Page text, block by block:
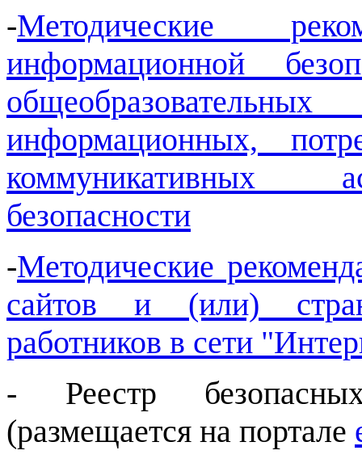
-Методические
информационной
информационных,
коммуникативных
безопасности
-Методические
сайтов и (или)
работников в сети
- Реестр
(размещается на портале